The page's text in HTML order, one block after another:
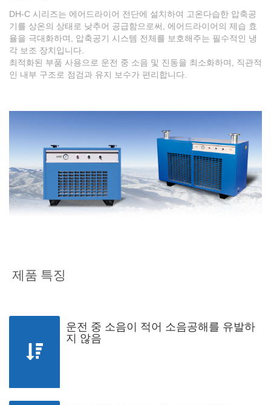
DH-C 시리즈는 에어드라이어 전단에 설치하여 고온다습한 압축공
기를 상온의 상태로 낮추어 공급함으로써, 에어드라이어의 제습 효
율을 극대화하며, 압축공기 시스템 전체를 보호해주는 필수적인 냉
각 보조 장치입니다.
최적화된 부품 사용으로 운전 중 소음 및 진동을 최소화하며, 직관적
인 내부 구조로 점검과 유지 보수가 편리합니다.
제품 특징
운전 중 소음이 적어 소음공해를 유발하
지 않음